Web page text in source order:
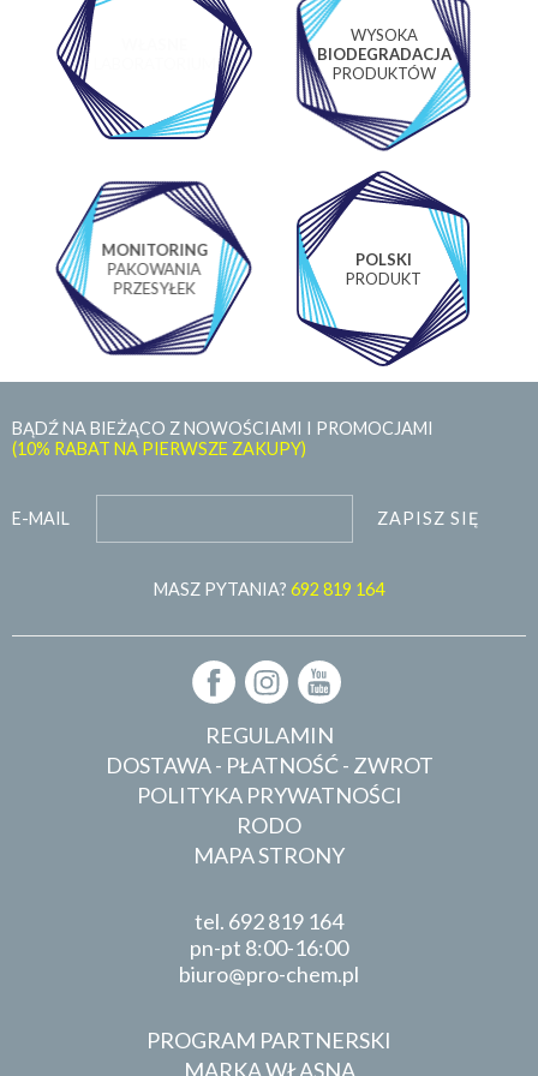
Przechowywać z dala od dzieci, w suchym pomieszczeniu,
w zakresie temperatur od -5°C do 30°C.
Zalecenia / środki ostrożności
stosować na suche ręce
nie spłukiwać gorącą wodą
WYSOKA
BIODEGRADACJA
PRODUKTÓW
MONITORING
PAKOWANIA
PRZESYŁEK
POLSKI
PRODUKT
BĄDŹ NA BIEŻĄCO Z NOWOŚCIAMI I PROMOCJAMI
(10% RABAT NA PIERWSZE ZAKUPY)
E-MAIL ZAPISZ SIĘ
MASZ PYTANIA? 692 819 164
REGULAMIN
DOSTAWA - PŁATNOŚĆ - ZWROT
POLITYKA PRYWATNOŚCI
RODO
MAPA STRONY
tel. 692 819 164
pn-pt 8:00-16:00
biuro
pro-chem.pl
PROGRAM PARTNERSKI
MARKA WŁASNA